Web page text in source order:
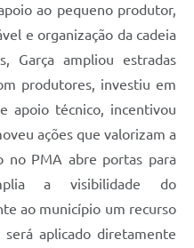
ao pequeno produtor,
e organização da cadeia
Garça ampliou estradas
produtores, investiu em
apoio técnico, incentivou
ações que valorizam a
no PMA abre portas para
a visibilidade do
ao município um recurso
será aplicado diretamente